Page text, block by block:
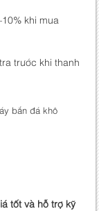
khi mua
trước khi thanh
bắn đá khô
tốt và hỗ trợ kỹ